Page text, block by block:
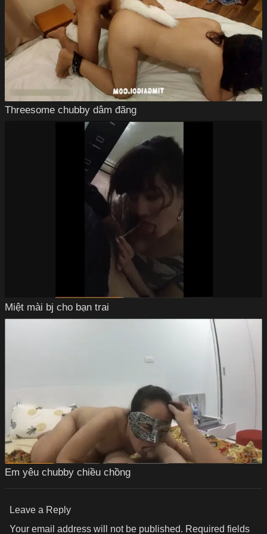
Threesome chubby dâm đãng
Miệt mài bj cho bạn trai
Em yêu chubby chiều chồng
Leave a Reply
Your email address will not be published. Required fields